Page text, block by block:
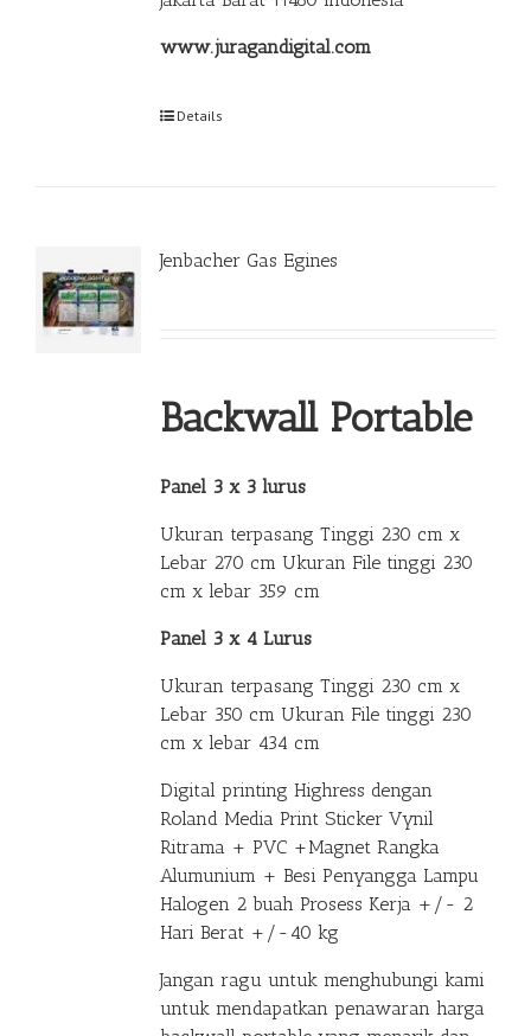
www.juragandigital.com
Details
Jenbacher Gas Egines
Backwall Portable
Panel 3 x 3 lurus
Ukuran terpasang Tinggi 230 cm x
Lebar 270 cm Ukuran File tinggi 230
cm x lebar 359 cm
Panel 3 x 4 Lurus
Ukuran terpasang Tinggi 230 cm x
Lebar 350 cm Ukuran File tinggi 230
cm x lebar 434 cm
Digital printing Highress dengan
Roland Media Print Sticker Vynil
Ritrama + PVC +Magnet Rangka
Alumunium + Besi Penyangga Lampu
Halogen 2 buah Prosess Kerja +/- 2
Hari Berat +/-40 kg
Jangan ragu untuk menghubungi kami
untuk mendapatkan penawaran harga